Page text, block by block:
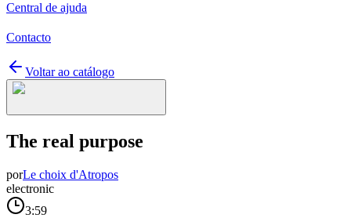
Central de ajuda
Contacto
Voltar ao catálogo
The real purpose
porLe choix d'Atropos
electronic
3:59